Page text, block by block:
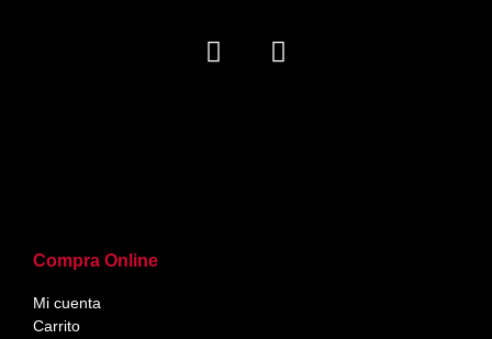
Compra Online
Mi cuenta
Carrito